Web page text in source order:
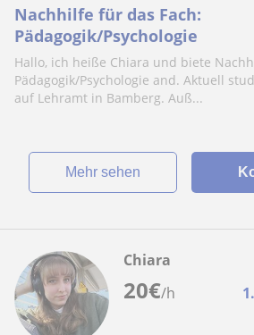
Nachhilfe für das Fach:
Pädagogik/Psychologie
Hallo, ich heiße Chiara und biete
Pädagogik/Psychologie and. Aktuell
auf Lehramt in Bamberg. Auß...
Mehr sehen
20€/h
Chiara